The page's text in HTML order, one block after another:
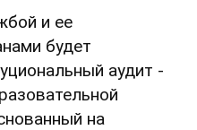
и ее
будет
аудит -
на